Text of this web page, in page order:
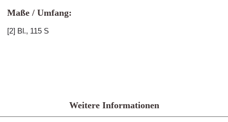
Maße / Umfang:
[2] Bl., 115 S
Weitere Informationen